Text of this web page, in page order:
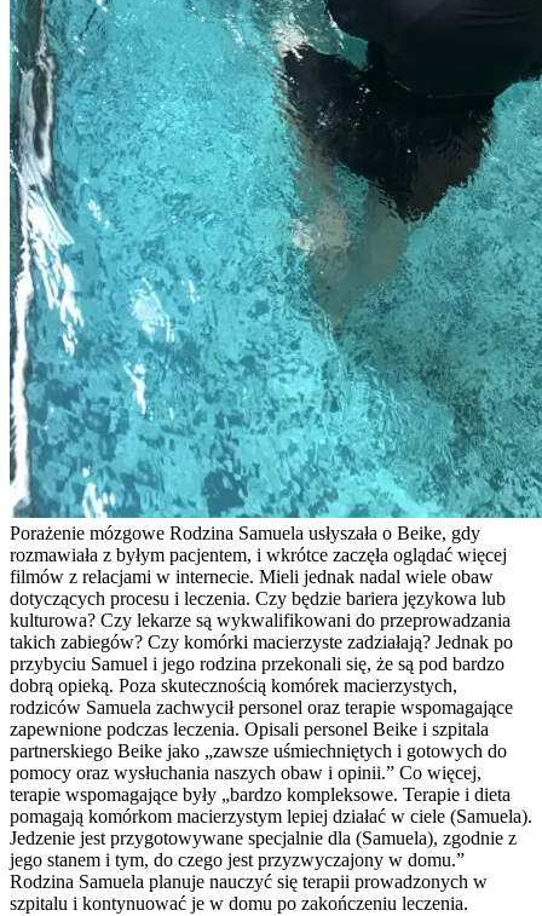
Porażenie mózgowe Rodzina Samuela usłyszała o Beike, gdy
rozmawiała z byłym pacjentem, i wkrótce zaczęła oglądać więcej
filmów z relacjami w internecie. Mieli jednak nadal wiele obaw
dotyczących procesu i leczenia. Czy będzie bariera językowa lub
kulturowa? Czy lekarze są wykwalifikowani do przeprowadzania
takich zabiegów? Czy komórki macierzyste zadziałają? Jednak po
przybyciu Samuel i jego rodzina przekonali się, że są pod bardzo
dobrą opieką. Poza skutecznością komórek macierzystych,
rodziców Samuela zachwycił personel oraz terapie wspomagające
zapewnione podczas leczenia. Opisali personel Beike i szpitala
partnerskiego Beike jako „zawsze uśmiechniętych i gotowych do
pomocy oraz wysłuchania naszych obaw i opinii.” Co więcej,
terapie wspomagające były „bardzo kompleksowe. Terapie i dieta
pomagają komórkom macierzystym lepiej działać w ciele (Samuela).
Jedzenie jest przygotowywane specjalnie dla (Samuela), zgodnie z
jego stanem i tym, do czego jest przyzwyczajony w domu.”
Rodzina Samuela planuje nauczyć się terapii prowadzonych w
szpitalu i kontynuować je w domu po zakończeniu leczenia.